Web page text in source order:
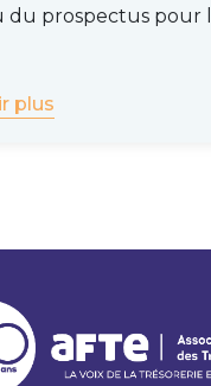
du prospectus pour
plus